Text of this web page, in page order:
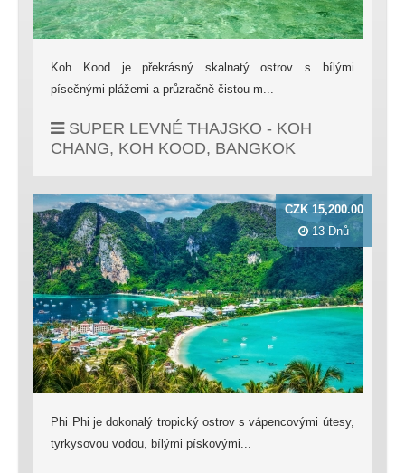
Koh Kood je překrásný skalnatý ostrov s bílými
písečnými plážemi a průzračně čistou m...
SUPER LEVNÉ THAJSKO - KOH
CHANG, KOH KOOD, BANGKOK
Phi Phi je dokonalý tropický ostrov s vápencovými útesy,
tyrkysovou vodou, bílými pískovými...
CZK 15,200.00
13 Dnů